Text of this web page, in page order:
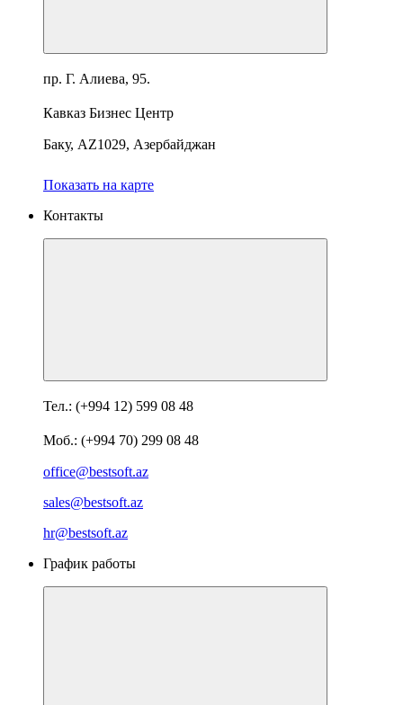
пр. Г. Алиева, 95.
Кавказ Бизнес Центр
Баку, AZ1029, Азербайджан
Показать на карте
Контакты
Тел.: (+994 12) 599 08 48
Моб.: (+994 70) 299 08 48
office@bestsoft.az
sales@bestsoft.az
hr@bestsoft.az
График работы